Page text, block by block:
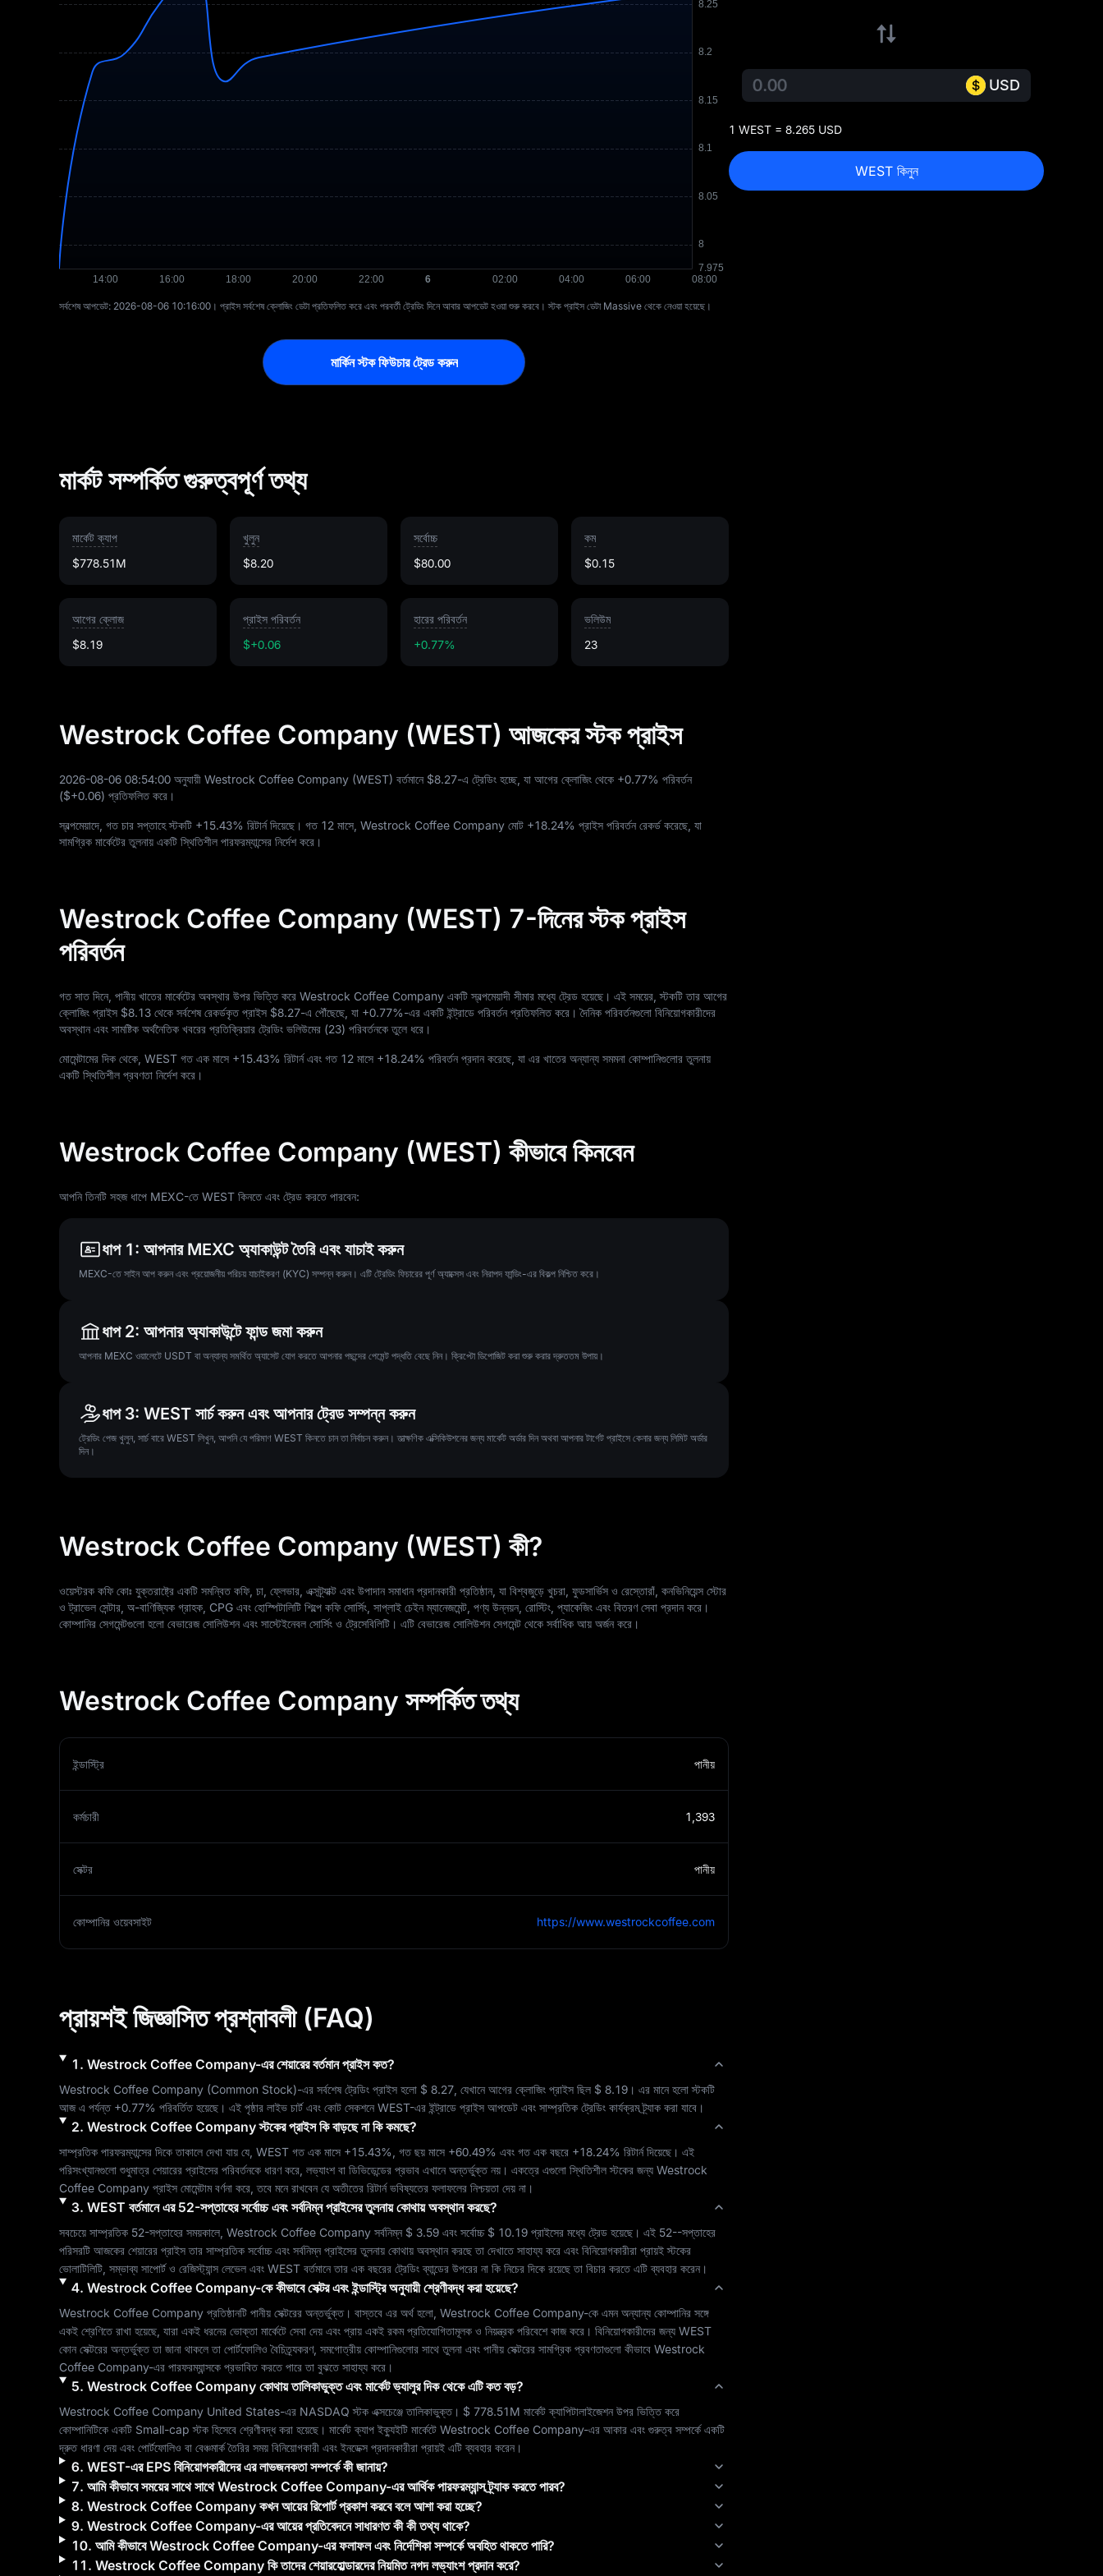
সর্বশেষ আপডেট: ⁦2026-08-06 10:16:00⁩। প্রাইস সর্বশেষ ক্লোজিং ডেটা প্রতিফলিত করে এবং পরবর্তী ট্রেডিং দিনে আবার আপডেট হওয়া শুরু করবে। স্টক প্রাইস ডেটা Massive থেকে নেওয়া হয়েছে।
মার্কিন স্টক ফিউচার ট্রেড করুন
মার্কট সম্পর্কিত গুরুত্বপূর্ণ তথ্য
মার্কেট ক্যাপ
$778.51M
খুলুন
$8.20
সর্বোচ্চ
$80.00
কম
$0.15
আগের ক্লোজ
$8.19
প্রাইস পরিবর্তন
$+0.06
হারের পরিবর্তন
+0.77%
ভলিউম
23
Westrock Coffee Company (WEST) আজকের স্টক প্রাইস
2026-08-06 08:54:00 অনুযায়ী Westrock Coffee Company (WEST) বর্তমানে $8.27-এ ট্রেডিং হচ্ছে, যা আগের ক্লোজিং থেকে +0.77% পরিবর্তন
($+0.06) প্রতিফলিত করে।
স্বল্পমেয়াদে, গত চার সপ্তাহে স্টকটি +15.43% রিটার্ন দিয়েছে। গত 12 মাসে, Westrock Coffee Company মোট +18.24% প্রাইস পরিবর্তন রেকর্ড করেছে, যা
সামগ্রিক মার্কেটের তুলনায় একটি স্থিতিশীল পারফরম্যান্সের নির্দেশ করে।
Westrock Coffee Company (WEST) 7-দিনের স্টক প্রাইস
পরিবর্তন
গত সাত দিনে, পানীয় খাতের মার্কেটের অবস্থার উপর ভিত্তি করে Westrock Coffee Company একটি স্বল্পমেয়াদী সীমার মধ্যে ট্রেড হয়েছে। এই সময়ের, স্টকটি তার আগের
ক্লোজিং প্রাইস $8.13 থেকে সর্বশেষ রেকর্ডকৃত প্রাইস $8.27-এ পৌঁছেছে, যা +0.77%-এর একটি ইন্ট্রাডে পরিবর্তন প্রতিফলিত করে। দৈনিক পরিবর্তনগুলো বিনিয়োগকারীদের
অবস্থান এবং সামষ্টিক অর্থনৈতিক খবরের প্রতিক্রিয়ার ট্রেডিং ভলিউমের (23) পরিবর্তনকে তুলে ধরে।
মোমেন্টামের দিক থেকে, WEST গত এক মাসে +15.43% রিটার্ন এবং গত 12 মাসে +18.24% পরিবর্তন প্রদান করেছে, যা এর খাতের অন্যান্য সমমনা কোম্পানিগুলোর তুলনায়
একটি স্থিতিশীল প্রবণতা নির্দেশ করে।
Westrock Coffee Company (WEST) কীভাবে কিনবেন
আপনি তিনটি সহজ ধাপে MEXC-তে WEST কিনতে এবং ট্রেড করতে পারবেন:
ধাপ 1: আপনার MEXC অ্যাকাউন্ট তৈরি এবং যাচাই করুন
MEXC-তে সাইন আপ করুন এবং প্রয়োজনীয় পরিচয় যাচাইকরণ (KYC) সম্পন্ন করুন। এটি ট্রেডিং ফিচারের পূর্ণ অ্যাক্সেস এবং নিরাপদ ফান্ডিং-এর বিকল্প নিশ্চিত করে।
ধাপ 2: আপনার অ্যাকাউন্টে ফান্ড জমা করুন
আপনার MEXC ওয়ালেটে USDT বা অন্যান্য সমর্থিত অ্যাসেট যোগ করতে আপনার পছন্দের পেমেন্ট পদ্ধতি বেছে নিন। ক্রিপ্টো ডিপোজিট করা শুরু করার দ্রুততম উপায়।
ধাপ 3: WEST সার্চ করুন এবং আপনার ট্রেড সম্পন্ন করুন
ট্রেডিং পেজ খুলুন, সার্চ বারে WEST লিখুন, আপনি যে পরিমাণ WEST কিনতে চান তা নির্বাচন করুন। তাত্ক্ষণিক এক্সিকিউশনের জন্য মার্কেট অর্ডার দিন অথবা আপনার টার্গেট প্রাইসে কেনার জন্য লিমিট অর্ডার
দিন।
Westrock Coffee Company (WEST) কী?
ওয়েস্টরক কফি কোঃ যুক্তরাষ্ট্রে একটি সমন্বিত কফি, চা, ফ্লেভার, এক্সট্র্যাক্ট এবং উপাদান সমাধান প্রদানকারী প্রতিষ্ঠান, যা বিশ্বজুড়ে খুচরা, ফুডসার্ভিস ও রেস্তোরাঁ, কনভিনিয়েন্স স্টোর
ও ট্রাভেল সেন্টার, অ-বাণিজ্যিক গ্রাহক, CPG এবং হোস্পিটালিটি শিল্পে কফি সোর্সিং, সাপ্লাই চেইন ম্যানেজমেন্ট, পণ্য উন্নয়ন, রোস্টিং, প্যাকেজিং এবং বিতরণ সেবা প্রদান করে।
কোম্পানির সেগমেন্টগুলো হলো বেভারেজ সোলিউশন এবং সাস্টেইনেবল সোর্সিং ও ট্রেসেবিলিটি। এটি বেভারেজ সোলিউশন সেগমেন্ট থেকে সর্বাধিক আয় অর্জন করে।
Westrock Coffee Company সম্পর্কিত তথ্য
ইন্ডাস্ট্রি পানীয়
কর্মচারী 1,393
সেক্টর পানীয়
কোম্পানির ওয়েবসাইট https://www.westrockcoffee.com
প্রায়শই জিজ্ঞাসিত প্রশ্নাবলী (FAQ)
1 . Westrock Coffee Company-এর শেয়ারের বর্তমান প্রাইস কত?
Westrock Coffee Company (Common Stock)-এর সর্বশেষ ট্রেডিং প্রাইস হলো $ 8.27 , যেখানে আগের ক্লোজিং প্রাইস ছিল $ 8.19 । এর মানে হলো স্টকটি
আজ এ পর্যন্ত +0.77% পরিবর্তিত হয়েছে। এই পৃষ্ঠার লাইভ চার্ট এবং কোট সেকশনে WEST-এর ইন্ট্রাডে প্রাইস আপডেট এবং সাম্প্রতিক ট্রেডিং কার্যক্রম ট্র্যাক করা যাবে।
2. Westrock Coffee Companyস্টকের প্রাইস কি বাড়ছে না কি কমছে?
সাম্প্রতিক পারফরম্যান্সের দিকে তাকালে দেখা যায় যে, WEST গত এক মাসে +15.43% , গত ছয় মাসে +60.49% এবং গত এক বছরে +18.24% রিটার্ন দিয়েছে। এই
পরিসংখ্যানগুলো শুধুমাত্র শেয়ারের প্রাইসের পরিবর্তনকে ধারণ করে, লভ্যাংশ বা ডিভিডেন্ডের প্রভাব এখানে অন্তর্ভুক্ত নয়। একত্রে এগুলো স্থিতিশীল স্টকের জন্য Westrock
Coffee Company প্রাইস মোমেন্টাম বর্ণনা করে, তবে মনে রাখবেন যে অতীতের রিটার্ন ভবিষ্যতের ফলাফলের নিশ্চয়তা দেয় না।
3. WEST বর্তমানে এর 52-সপ্তাহের সর্বোচ্চ এবং সর্বনিম্ন প্রাইসের তুলনায় কোথায় অবস্থান করছে?
সবচেয়ে সাম্প্রতিক 52-সপ্তাহের সময়কালে, Westrock Coffee Company সর্বনিম্ন $ 3.59 এবং সর্বোচ্চ $ 10.19 প্রাইসের মধ্যে ট্রেড হয়েছে। এই 52--সপ্তাহের
পরিসরটি আজকের শেয়ারের প্রাইস তার সাম্প্রতিক সর্বোচ্চ এবং সর্বনিম্ন প্রাইসের তুলনায় কোথায় অবস্থান করছে তা দেখাতে সাহায্য করে এবং বিনিয়োগকারীরা প্রায়ই স্টকের
ভোলাটিলিটি, সম্ভাব্য সাপোর্ট ও রেজিস্ট্যান্স লেভেল এবং WEST বর্তমানে তার এক বছরের ট্রেডিং ব্যান্ডের উপরের না কি নিচের দিকে রয়েছে তা বিচার করতে এটি ব্যবহার করেন।
4. Westrock Coffee Company-কে কীভাবে সেক্টর এবং ইন্ডাস্ট্রি অনুযায়ী শ্রেণীবদ্ধ করা হয়েছে?
Westrock Coffee Company প্রতিষ্ঠানটি পানীয় সেক্টরের অন্তর্ভুক্ত। বাস্তবে এর অর্থ হলো, Westrock Coffee Company-কে এমন অন্যান্য কোম্পানির সঙ্গে
একই শ্রেণিতে রাখা হয়েছে, যারা একই ধরনের ভোক্তা মার্কেটে সেবা দেয় এবং প্রায় একই রকম প্রতিযোগিতামূলক ও নিয়ন্ত্রক পরিবেশে কাজ করে। বিনিয়োগকারীদের জন্য WEST
কোন সেক্টরের অন্তর্ভুক্ত তা জানা থাকলে তা পোর্টফোলিও বৈচিত্র্যকরণ, সমগোত্রীয় কোম্পানিগুলোর সাথে তুলনা এবং পানীয় সেক্টরের সামগ্রিক প্রবণতাগুলো কীভাবে Westrock
Coffee Company-এর পারফরম্যান্সকে প্রভাবিত করতে পারে তা বুঝতে সাহায্য করে।
5. Westrock Coffee Companyকোথায় তালিকাভুক্ত এবং মার্কেট ভ্যালুর দিক থেকে এটি কত বড়?
Westrock Coffee Company United States-এর NASDAQ স্টক এক্সচেঞ্জে তালিকাভুক্ত। $ 778.51M মার্কেট ক্যাপিটালাইজেশন উপর ভিত্তি করে
কোম্পানিটিকে একটি Small-cap স্টক হিসেবে শ্রেণীবদ্ধ করা হয়েছে। মার্কেট ক্যাপ ইক্যুইটি মার্কেটে Westrock Coffee Company-এর আকার এবং গুরুত্ব সম্পর্কে একটি
দ্রুত ধারণা দেয় এবং পোর্টফোলিও বা বেঞ্চমার্ক তৈরির সময় বিনিয়োগকারী এবং ইনডেক্স প্রদানকারীরা প্রায়ই এটি ব্যবহার করেন।
6. WEST-এর EPS বিনিয়োগকারীদের এর লাভজনকতা সম্পর্কে কী জানায়?
7. আমি কীভাবে সময়ের সাথে সাথেWestrock Coffee Company-এর আর্থিক পারফরম্যান্স ট্র্যাক করতে পারব?
8. Westrock Coffee Companyকখন আয়ের রিপোর্ট প্রকাশ করবে বলে আশা করা হচ্ছে?
9. Westrock Coffee Company-এর আয়ের প্রতিবেদনে সাধারণত কী কী তথ্য থাকে?
10. আমি কীভাবেWestrock Coffee Company-এর ফলাফল এবং নির্দেশিকা সম্পর্কে অবহিত থাকতে পারি?
11 . Westrock Coffee Companyকি তাদের শেয়ারহোল্ডারদের নিয়মিত নগদ লভ্যাংশ প্রদান করে?
USD
1 WEST = 8.265 USD
WEST কিনুন